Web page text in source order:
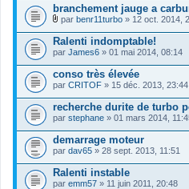
s
)
o
i
n
t
(
s
e
r
s
)
j
o
i
n
t
(
s
branchement jauge a
F
i
c
h
i
e
r
s
)
j
o
i
n
t
(
s
par benr11turbo » 12 oct. 2014,
Ralenti indomptable!
par James6 » 01 mai 2014, 08:14
conso très élevée
par CRITOF » 15 déc. 2013, 23:44
recherche durite de turbo
par stephane » 01 mars 2014,
demarrage moteur
par dav65 » 28 sept. 2013, 11:51
Ralenti instable
par emm57 » 11 juin 2011, 20:48